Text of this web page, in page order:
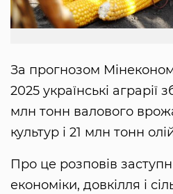
За прогнозом
2025 українські аграрії
млн тонн валового
культур і 21 млн тонн
Про це розповів
економіки, довкілля і